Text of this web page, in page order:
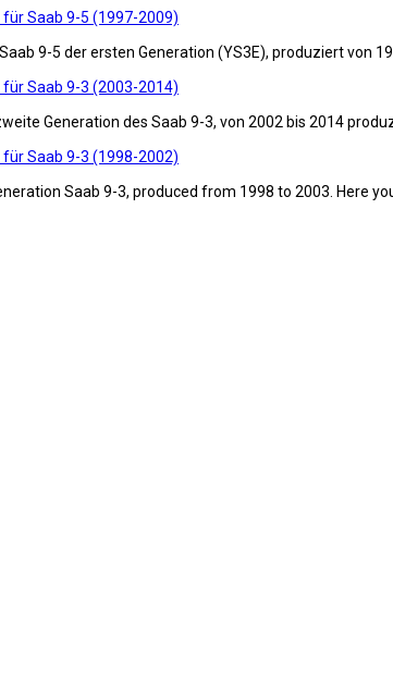
für Saab 9-5 (1997-2009)
9-5 der ersten Generation (YS3E), produziert von
für Saab 9-3 (2003-2014)
Generation des Saab 9-3, von 2002 bis 2014
für Saab 9-3 (1998-2002)
Saab 9-3, produced from 1998 to 2003. Here